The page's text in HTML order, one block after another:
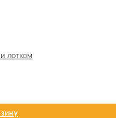
лотком